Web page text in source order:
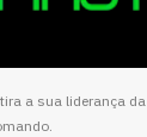
a sua liderança da